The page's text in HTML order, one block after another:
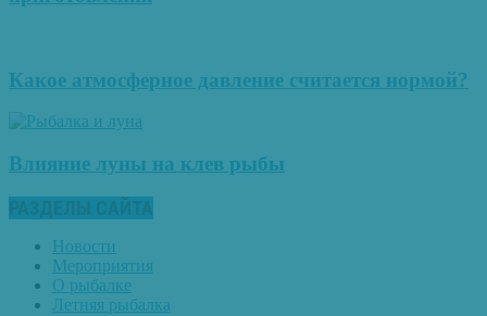
Какое атмосферное давление считается нормой?
Влияние луны на клев рыбы
РАЗДЕЛЫ САЙТА
Новости
Мероприятия
О рыбалке
Летняя рыбалка